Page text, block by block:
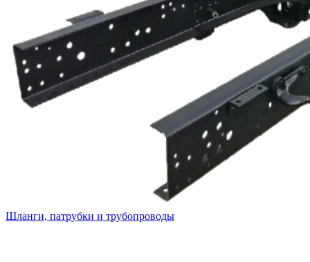
Шланги, патрубки и трубопроводы